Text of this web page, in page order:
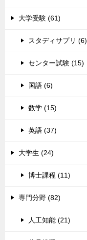
大学受験 (61)
スタディサプリ (6)
センター試験 (15)
国語 (6)
数学 (15)
英語 (37)
大学生 (24)
博士課程 (11)
専門分野 (82)
人工知能 (21)